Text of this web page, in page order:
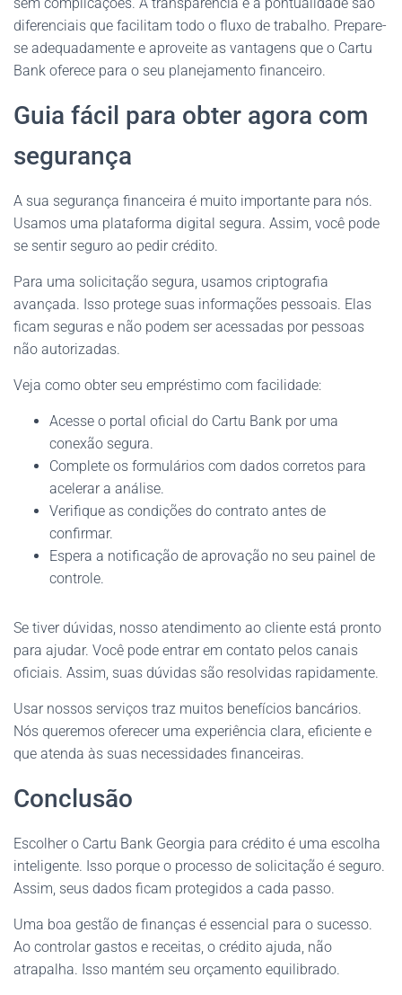
diferenciais que facilitam todo o fluxo de trabalho. Prepare-
se adequadamente e aproveite as vantagens que o Cartu
Bank oferece para o seu planejamento financeiro.
Guia fácil para obter agora com
segurança
A sua segurança financeira é muito importante para nós.
Usamos uma plataforma digital segura. Assim, você pode
se sentir seguro ao pedir crédito.
Para uma solicitação segura, usamos criptografia
avançada. Isso protege suas informações pessoais. Elas
ficam seguras e não podem ser acessadas por pessoas
não autorizadas.
Veja como obter seu empréstimo com facilidade:
Acesse o portal oficial do Cartu Bank por uma
conexão segura.
Complete os formulários com dados corretos para
acelerar a análise.
Verifique as condições do contrato antes de
confirmar.
Espera a notificação de aprovação no seu painel de
controle.
Se tiver dúvidas, nosso atendimento ao cliente está pronto
para ajudar. Você pode entrar em contato pelos canais
oficiais. Assim, suas dúvidas são resolvidas rapidamente.
Usar nossos serviços traz muitos benefícios bancários.
Nós queremos oferecer uma experiência clara, eficiente e
que atenda às suas necessidades financeiras.
Conclusão
Escolher o Cartu Bank Georgia para crédito é uma escolha
inteligente. Isso porque o processo de solicitação é seguro.
Assim, seus dados ficam protegidos a cada passo.
Uma boa gestão de finanças é essencial para o sucesso.
Ao controlar gastos e receitas, o crédito ajuda, não
atrapalha. Isso mantém seu orçamento equilibrado.